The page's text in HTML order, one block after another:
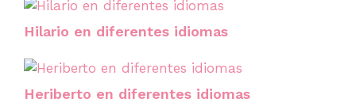
Hilario en diferentes idiomas
Heriberto en diferentes idiomas